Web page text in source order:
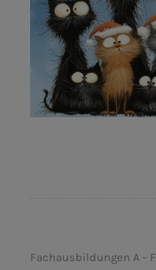
Fachausbildungen A – F